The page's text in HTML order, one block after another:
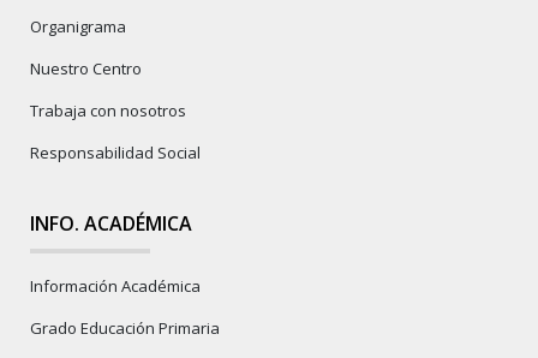
Organigrama
Nuestro Centro
Trabaja con nosotros
Responsabilidad Social
INFO. ACADÉMICA
Información Académica
Grado Educación Primaria